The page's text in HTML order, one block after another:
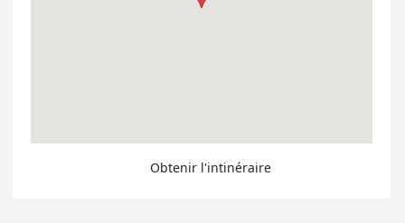
Obtenir l'intinéraire